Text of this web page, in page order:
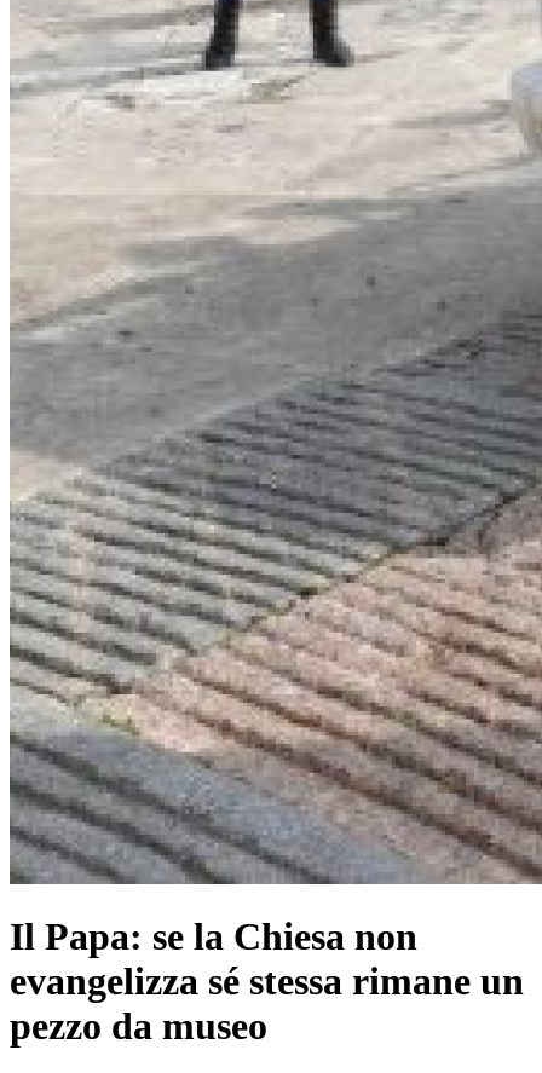
Il Papa: se la Chiesa non
evangelizza sé stessa rimane un
pezzo da museo